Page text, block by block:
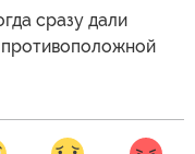
сразу дали
противоположной